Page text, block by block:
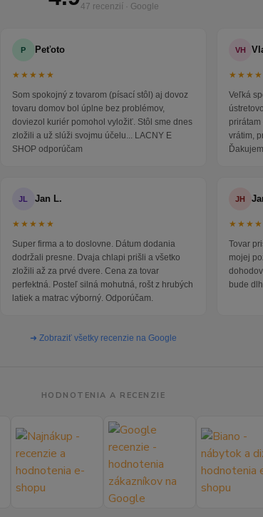
47 recenzií · Google
P Peťoto
★★★★★
Som spokojný z tovarom (písací stôl) aj dovoz
tovaru domov bol úplne bez problémov,
doviezol kuriér pomohol vyložiť. Stôl sme dnes
zložili a už slúži svojmu účelu... LACNY E
SHOP odporúčam
VH
Veľká
vrátim,
JL Jan L.
★★★★★
Super firma a to doslovne. Dátum dodania
dodržali presne. Dvaja chlapi prišli a všetko
zložili až za prvé dvere. Cena za tovar
perfektná. Posteľ silná mohutná, rošt z hrubých
latiek a matrac výborný. Odporúčam.
JH
Tovar
mojej
bude
➜ Zobraziť všetky recenzie na Google
HODNOTENIA A RECENZIE